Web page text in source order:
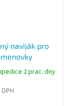
naviják pro
2 prac. dny